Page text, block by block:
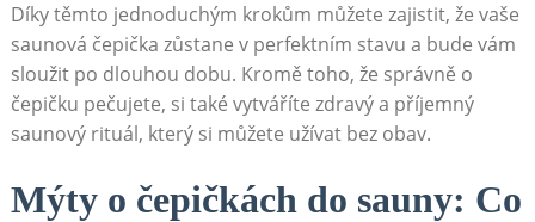
Díky těmto jednoduchým krokům můžete zajistit, že vaše
saunová čepička zůstane v perfektním stavu a bude vám
sloužit po dlouhou dobu. Kromě toho, že správně o
čepičku pečujete, si také vytváříte zdravý a příjemný
saunový rituál, který si můžete užívat bez obav.
Mýty o čepičkách do sauny: Co